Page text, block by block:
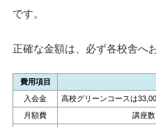
です。
正確な金額は、必ず各校舎へ
費用項目
入会金
高校グリーンコースは
月額費
講座